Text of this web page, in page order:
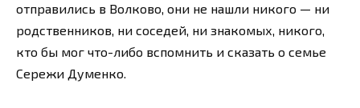
отправились в Волково, они не нашли никого — ни
родственников, ни соседей, ни знакомых, никого,
кто бы мог что-либо вспомнить и сказать о семье
Сережи Думенко.